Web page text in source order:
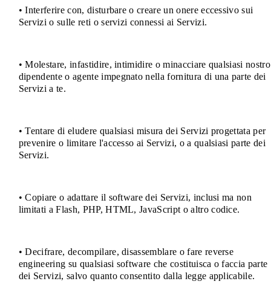
• Interferire con, disturbare o creare un onere eccessivo sui
Servizi o sulle reti o servizi connessi ai Servizi.
• Molestare, infastidire, intimidire o minacciare qualsiasi nostro
dipendente o agente impegnato nella fornitura di una parte dei
Servizi a te.
• Tentare di eludere qualsiasi misura dei Servizi progettata per
prevenire o limitare l'accesso ai Servizi, o a qualsiasi parte dei
Servizi.
• Copiare o adattare il software dei Servizi, inclusi ma non
limitati a Flash, PHP, HTML, JavaScript o altro codice.
• Decifrare, decompilare, disassemblare o fare reverse
engineering su qualsiasi software che costituisca o faccia parte
dei Servizi, salvo quanto consentito dalla legge applicabile.